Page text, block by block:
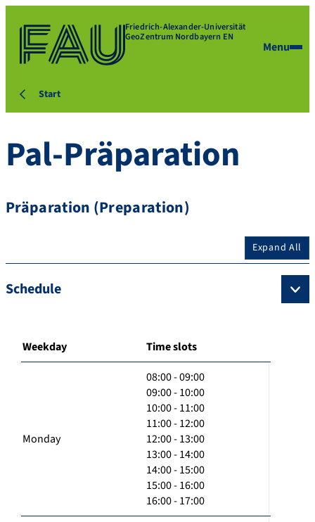
Friedrich-Alexander-Universität
GeoZentrum Nordbayern EN
Menu
Start
Pal-Präparation
Präparation (Preparation)
Expand All
Schedule
Weekday Time slots
Monday
08:00 - 09:00
09:00 - 10:00
10:00 - 11:00
11:00 - 12:00
12:00 - 13:00
13:00 - 14:00
14:00 - 15:00
15:00 - 16:00
16:00 - 17:00